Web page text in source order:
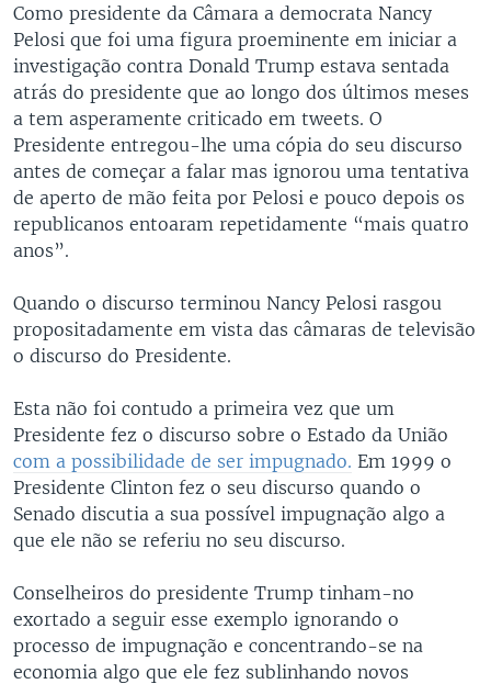
Como presidente da Câmara a democrata Nancy
Pelosi que foi uma figura proeminente em iniciar a
investigação contra Donald Trump estava sentada
atrás do presidente que ao longo dos últimos meses
a tem asperamente criticado em tweets. O
Presidente entregou-lhe uma cópia do seu discurso
antes de começar a falar mas ignorou uma tentativa
de aperto de mão feita por Pelosi e pouco depois os
republicanos entoaram repetidamente “mais quatro
anos”.
Quando o discurso terminou Nancy Pelosi rasgou
propositadamente em vista das câmaras de televisão
o discurso do Presidente.
Esta não foi contudo a primeira vez que um
Presidente fez o discurso sobre o Estado da União
com a possibilidade de ser impugnado. Em 1999 o
Presidente Clinton fez o seu discurso quando o
Senado discutia a sua possível impugnação algo a
que ele não se referiu no seu discurso.
Conselheiros do presidente Trump tinham-no
exortado a seguir esse exemplo ignorando o
processo de impugnação e concentrando-se na
economia algo que ele fez sublinhando novos